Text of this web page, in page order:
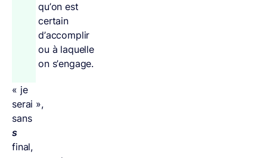
qu’on est
certain
d’accomplir
ou à laquelle
on s’engage.
« je
serai »,
sans
s
final,